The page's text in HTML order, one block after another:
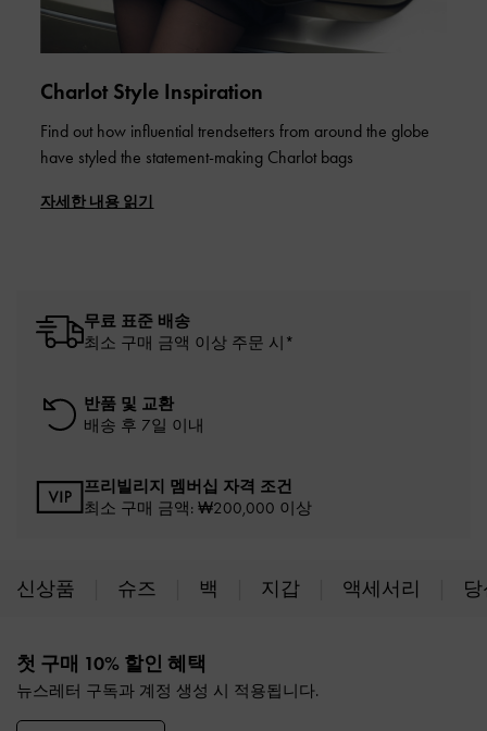
Charlot Style Inspiration
Find out how influential trendsetters from around the globe
have styled the statement-making Charlot bags
자세한 내용 읽기
무료 표준 배송
최소 구매 금액 이상 주문 시*
반품 및 교환
배송 후 7일 이내
프리빌리지 멤버십 자격 조건
최소 구매 금액: ₩200,000 이상
신상품 슈즈 백 지갑 액세서리
첫 구매 10% 할인 혜택
뉴스레터 구독과 계정 생성 시 적용됩니다.